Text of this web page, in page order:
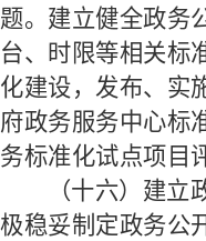
题。建立健全政务
台、时限等相关标
化建设，发布、实
府政务服务中心标
务标准化试点项目
（十六）建立
极稳妥制定政务公